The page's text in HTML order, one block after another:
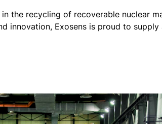
the recycling of recoverable nuclear
innovation, Exosens is proud to